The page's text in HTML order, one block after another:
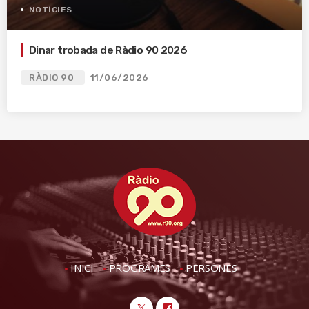
NOTÍCIES
Dinar trobada de Ràdio 90 2026
RÀDIO 90 11/06/2026
INICI PROGRAMES PERSONES